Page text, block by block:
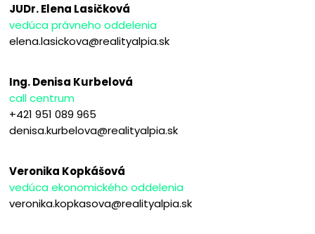
JUDr. Elena Lasičková
vedúca právneho oddelenia
elena.lasickova@realityalpia.sk
Ing. Denisa Kurbelová
call centrum
+421 951 089 965
denisa.kurbelova@realityalpia.sk
Veronika Kopkášová
vedúca ekonomického oddelenia
veronika.kopkasova@realityalpia.sk